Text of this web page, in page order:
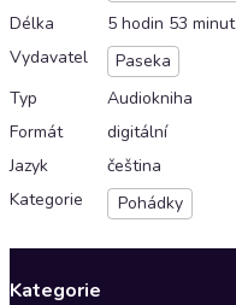
Délka
5 hodin 53 minut
Vydavatel
Paseka
Typ
Audiokniha
Formát
digitální
Jazyk
čeština
Kategorie
Pohádky
Kategorie